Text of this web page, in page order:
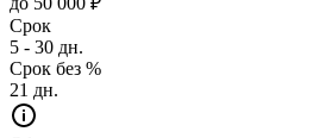
Срок
5 - 30 дн.
Срок без %
21 дн.